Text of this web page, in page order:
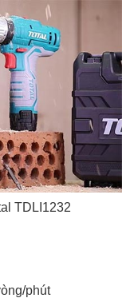
TDLI1232
phút